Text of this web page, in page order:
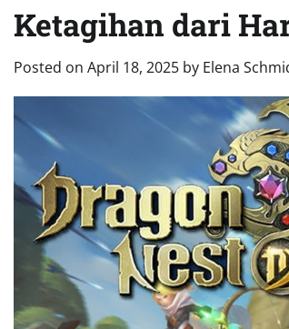
Ketagihan dari
Posted on April 18, 2025 by Elena